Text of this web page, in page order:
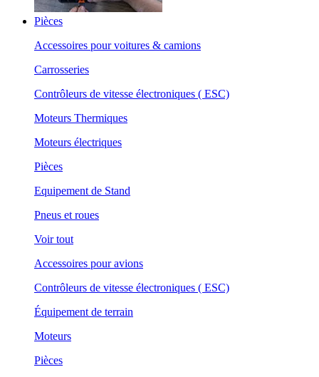
Pièces
Accessoires pour voitures & camions
Carrosseries
Contrôleurs de vitesse électroniques ( ESC)
Moteurs Thermiques
Moteurs électriques
Pièces
Equipement de Stand
Pneus et roues
Voir tout
Accessoires pour avions
Contrôleurs de vitesse électroniques ( ESC)
Équipement de terrain
Moteurs
Pièces